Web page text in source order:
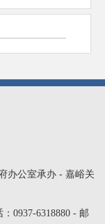
办公室承办 - 嘉峪关
0937-6318880 - 邮